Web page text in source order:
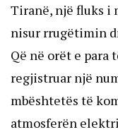
Tiranë, një fluks i
nisur rrugëtimin
Që në orët e para
regjistruar një
mbështetës të
atmosferën